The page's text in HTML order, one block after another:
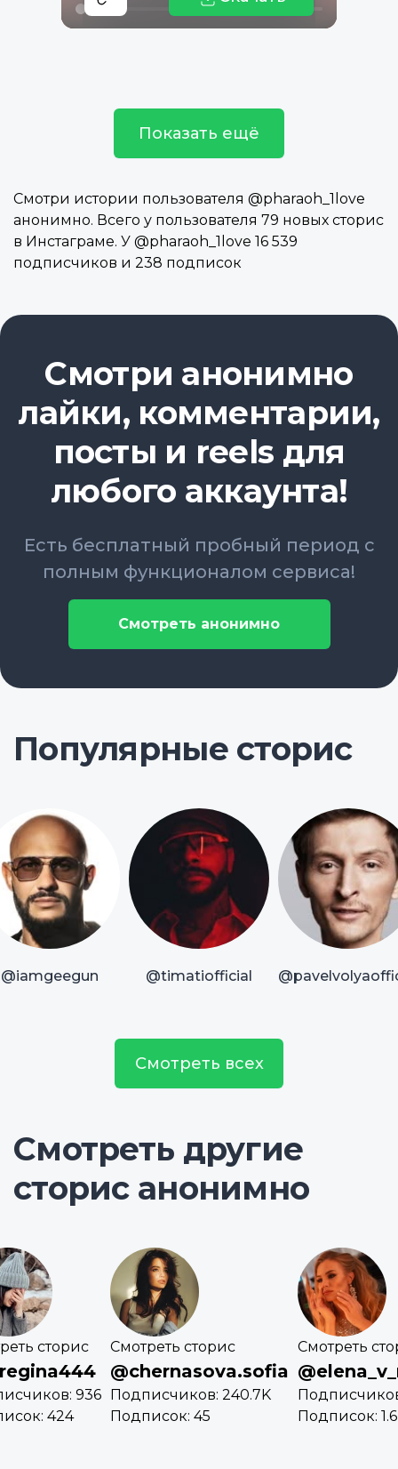
Показать ещё
Смотри истории пользователя @pharaoh_1love
анонимно. Всего у пользователя 79 новых сторис
в Инстаграме. У @pharaoh_1love 16 539
подписчиков и 238 подписок
Смотри анонимно
лайки, комментарии,
посты и reels для
любого аккаунта!
Есть бесплатный пробный период с
полным функционалом сервиса!
Смотреть анонимно
Популярные сторис
@iamgeegun @timatiofficial
Смотреть всех
Смотреть другие
сторис анонимно
сторис
936
424
Смотреть сторис
@chernasova.sofia
Подписчиков: 240.7K
Подписок: 45
Смотреть
Подписок: